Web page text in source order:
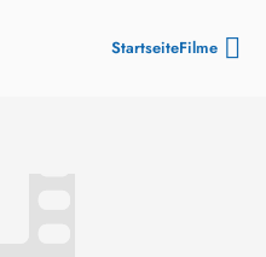
StartseiteFilme